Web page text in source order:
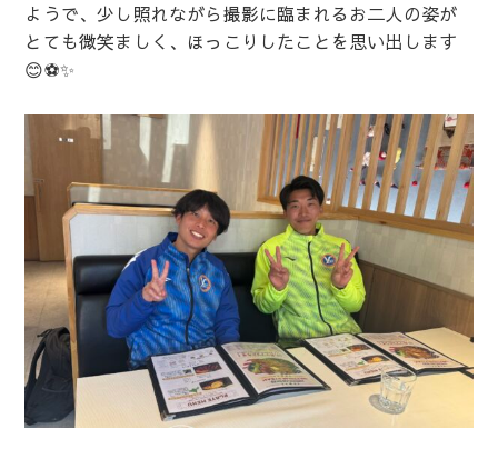
ようで、少し照れながら撮影に臨まれるお二人の姿が
とても微笑ましく、ほっこりしたことを思い出します
😊⚽✨